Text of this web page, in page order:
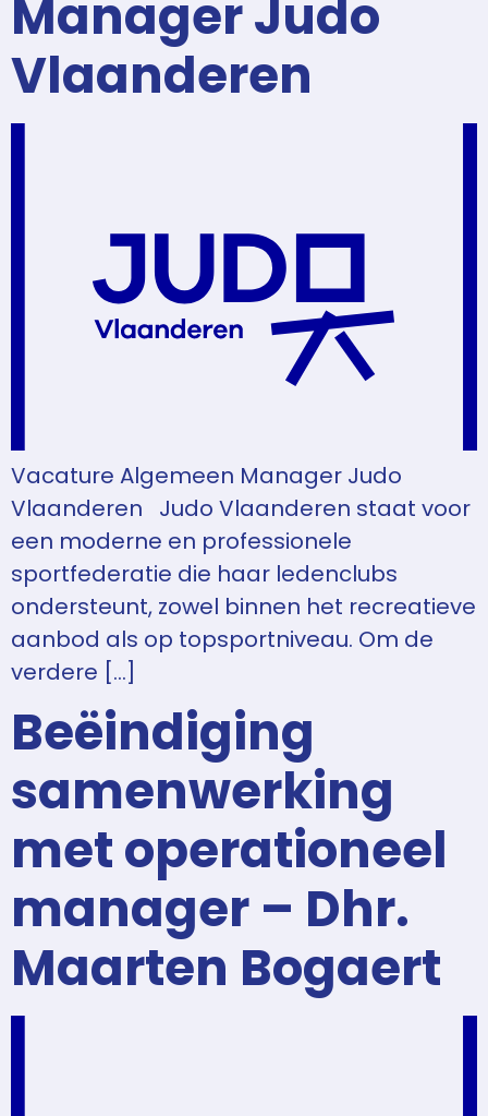
Manager Judo
Vlaanderen
Vacature Algemeen Manager Judo
Vlaanderen Judo Vlaanderen staat voor
een moderne en professionele
sportfederatie die haar ledenclubs
ondersteunt, zowel binnen het recreatieve
aanbod als op topsportniveau. Om de
verdere […]
Beëindiging
samenwerking
met operationeel
manager – Dhr.
Maarten Bogaert